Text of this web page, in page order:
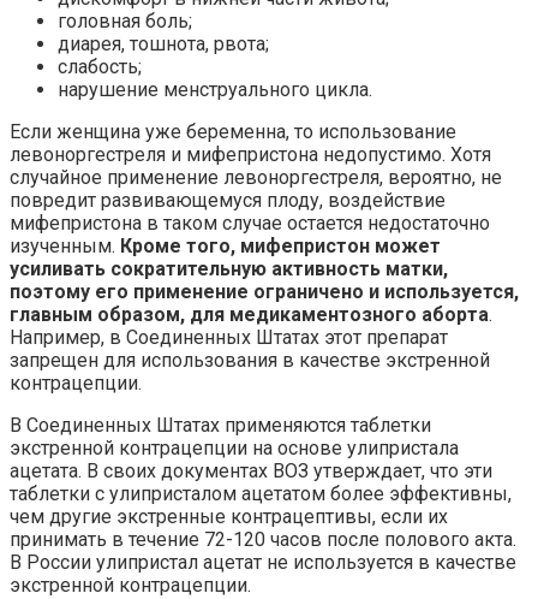
головная боль;
диарея, тошнота, рвота;
слабость;
нарушение менструального цикла.
Если женщина уже беременна, то использование
левоноргестреля и мифепристона недопустимо. Хотя
случайное применение левоноргестреля, вероятно, не
повредит развивающемуся плоду, воздействие
мифепристона в таком случае остается недостаточно
изученным. Кроме того, мифепристон может
усиливать сократительную активность матки,
поэтому его применение ограничено и используется,
главным образом, для медикаментозного аборта.
Например, в Соединенных Штатах этот препарат
запрещен для использования в качестве экстренной
контрацепции.
В Соединенных Штатах применяются таблетки
экстренной контрацепции на основе улипристала
ацетата. В своих документах ВОЗ утверждает, что эти
таблетки с улипристалом ацетатом более эффективны,
чем другие экстренные контрацептивы, если их
принимать в течение 72-120 часов после полового акта.
В России улипристал ацетат не используется в качестве
экстренной контрацепции.